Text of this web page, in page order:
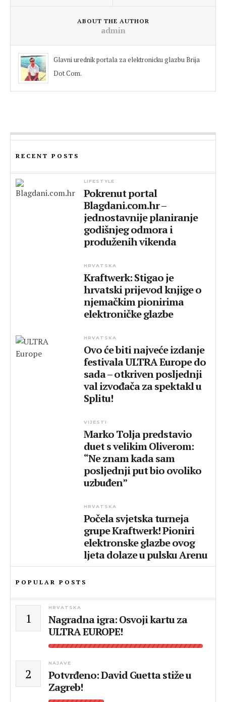
ABOUT THE AUTHOR
admin
Glavni urednik portala za elektronicku glazbu Brija
Dot Com.
RECENT POSTS
LIFESTYLE
Pokrenut portal
Blagdani.com.hr –
jednostavnije planiranje
godišnjeg odmora i
produženih vikenda
HRVATSKA
Kraftwerk: Stigao je
hrvatski prijevod knjige o
njemačkim pionirima
elektroničke glazbe
HRVATSKA
Ovo će biti najveće izdanje
festivala ULTRA Europe do
sada – otkriven posljednji
val izvođača za spektakl u
Splitu!
VIJESTI
Marko Tolja predstavio
duet s velikim Oliverom:
“Ne znam kada sam
posljednji put bio ovoliko
uzbuđen”
HRVATSKA
Počela svjetska turneja
grupe Kraftwerk! Pioniri
elektronske glazbe ovog
ljeta dolaze u pulsku Arenu
POPULAR POSTS
1
HRVATSKA
Nagradna igra: Osvoji kartu za
ULTRA EUROPE!
2
NAJAVE
Potvrđeno: David Guetta stiže u
Zagreb!